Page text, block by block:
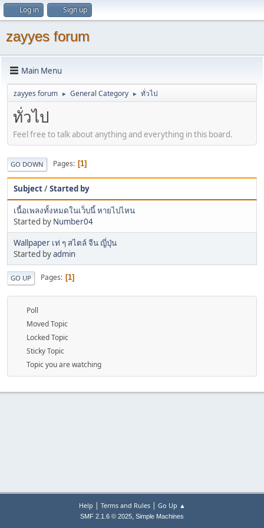
Log in Sign up
zayyes forum
Main Menu
zayyes forum ► General Category ► ทั่วไป
ทั่วไป
Feel free to talk about anything and everything in this board.
GO DOWN Pages 1
Subject/Started by
เนื้อเพลงทั้งหมดในเว็บนี้ หายไปไหน
Started by Number04
Wallpaper เท่ ๆ สไตล์ จีน ญี่ปุ่น
Started byadmin
GO UP Pages 1
Poll
Moved Topic
Locked Topic
Sticky Topic
Topic you are watching
Help | Terms and Rules| Go Up ▲
SMF 2.1.6 © 2025, Simple Machines